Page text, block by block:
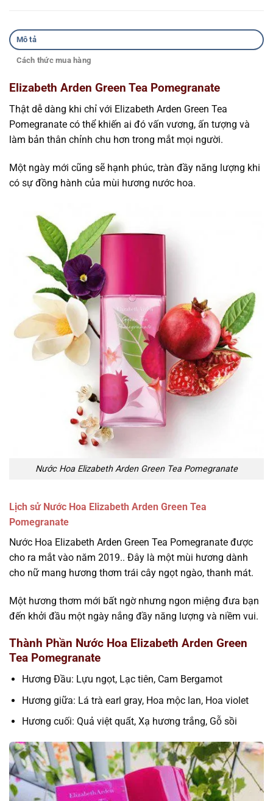
Mô tả
Cách thức mua hàng
Elizabeth Arden Green Tea Pomegranate
Thật dễ dàng khi chỉ với Elizabeth Arden Green Tea
Pomegranate có thể khiến ai đó vấn vương, ấn tượng và
làm bản thân chỉnh chu hơn trong mắt mọi người.
Một ngày mới cũng sẽ hạnh phúc, tràn đầy năng lượng khi
có sự đồng hành của mùi hương nước hoa.
Nước Hoa Elizabeth Arden Green Tea Pomegranate
Lịch sử Nước Hoa Elizabeth Arden Green Tea
Pomegranate
Nước Hoa Elizabeth Arden Green Tea Pomegranate được
cho ra mắt vào năm 2019.. Đây là một mùi hương dành
cho nữ mang hương thơm trái cây ngọt ngào, thanh mát.
Một hương thơm mới bất ngờ nhưng ngon miệng đưa bạn
đến khởi đầu một ngày nắng đầy năng lượng và niềm vui.
Thành Phần Nước Hoa Elizabeth Arden Green
Tea Pomegranate
Hương Đầu: Lựu ngọt, Lạc tiên, Cam Bergamot
Hương giữa: Lá trà earl gray, Hoa mộc lan, Hoa violet
Hương cuối: Quả việt quất, Xạ hương trắng, Gỗ sồi